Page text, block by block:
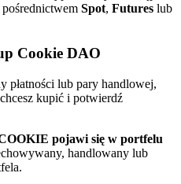
nagrody pieniężne
Spot, Futures lub
Cookie DAO
płatności lub pary handlowej,
kupić i potwierdź
pojawi się w portfelu
handlowany lub